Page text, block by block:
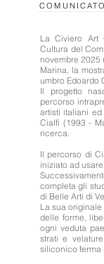
La Civiero Art
Cultura del
novembre 2025
Marina, la
umbro Edoardo
Il progetto
percorso
artisti italiani ed
Cialfi (1993 -
ricerca.
Il percorso di
iniziato ad
completa gli
di Belle Arti di
La sua
delle forme,
ogni veduta
strati e
siliconico ferma